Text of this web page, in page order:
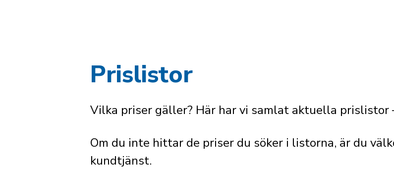
Prislistor
Vilka priser gäller? Här har vi samlat aktuella prislistor
Om du inte hittar de priser du söker i listorna, är du
kundtjänst.